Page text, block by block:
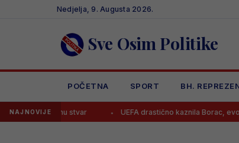
Nedjelja, 9. Augusta 2026.
Sve Osim Politike
POČETNA SPORT BH.
NAJNOVIJEUEFA drastično kaznila Borac, evo koliko moraju platiti i